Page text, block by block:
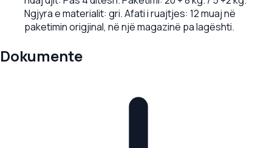
Ngjyra e materialit: gri. Afati i ruajtjes: 12 muaj në
paketimin origjinal, në një magazinë pa lagështi.
Dokumente